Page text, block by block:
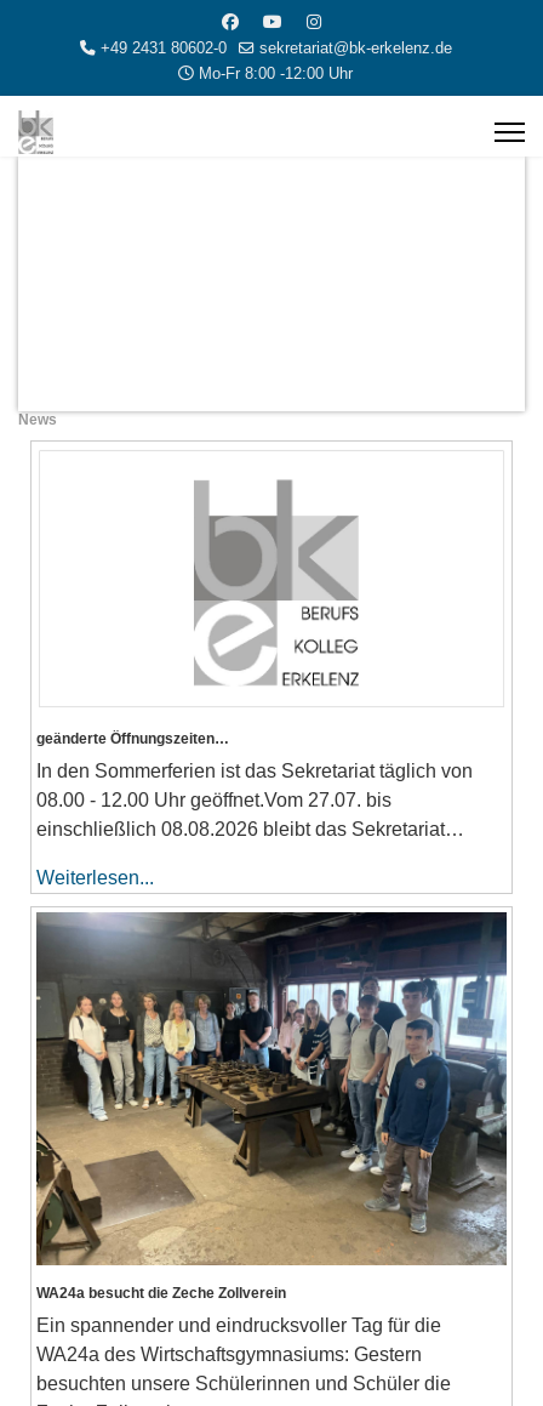
+49 2431 80602-0
sekretariat@bk-erkelenz.de
Mo-Fr 8:00 -12:00 Uhr
News
geänderte Öffnungszeiten…
In den Sommerferien ist das Sekretariat täglich von
08.00 - 12.00 Uhr geöffnet.Vom 27.07. bis
einschließlich 08.08.2026 bleibt das Sekretariat…
Weiterlesen...
WA24a besucht die Zeche Zollverein
Ein spannender und eindrucksvoller Tag für die
WA24a des Wirtschaftsgymnasiums: Gestern
besuchten unsere Schülerinnen und Schüler die